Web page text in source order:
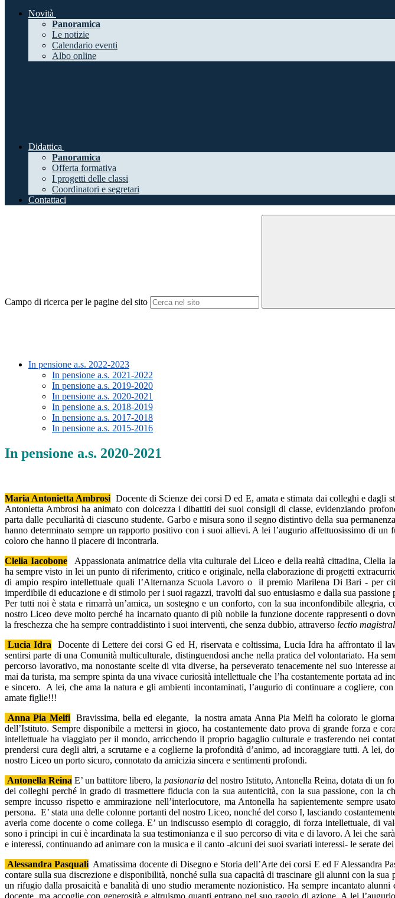
Novità
Panoramica
Le notizie
Calendario eventi
Albo online
Didattica
Panoramica
Offerta formativa
I progetti delle classi
Coordinatori e segretari
Contattaci
Campo di ricerca per le pagine del sito
In pensione a.s. 2022-2023
In pensione a.s. 2021-2022
In pensione a.s. 2019-2020
In pensione a.s. 2020-2021
In pensione a.s. 2018-2019
In pensione a.s. 2017-2018
In pensione a.s. 2015-2016
In pensione a.s. 2020-2021
Maria Antonietta Ambrosi Docente di Scienze dei corsi D ed E, amata e stimata dai colleghi e dagli
Antonietta Ambrosi ha animato con dolcezza i dibattiti dei suoi consigli di classe, evidenziando
parta dalle peculiarità di ciascuno studente. Garbo e misura sono il segno distintivo della sua
hanno determinato sempre un rapporto positivo con i suoi allievi. A lei l’augurio affettuosissimo di
coloro che hanno il piacere di incontrarla.
Clelia Iacobone
Appassionata animatrice della vita culturale del Liceo e della realtà cittadina, Clelia
ha sempre visto in lei un punto di riferimento, critico e originale, nella elaborazione di progetti
di ampio respiro intellettuale quali l’Alternanza Scuola Lavoro o il premio Marilena Di Bari - per
imperdibile di educazione e di stimolo per i suoi ragazzi, travolti dal suo entusiasmo e dalla sua
Per tutti noi è stata e rimarrà un’amica, un sostegno e un conforto, con la sua inconfondibile
nostro Liceo deve molto perché ha incarnato quanto di più nobile la funzione docente rappresenti o
la freschezza che ha sempre contraddistinto i suoi interventi, che senza dubbio, attraverso lectio
Lucia Idra Docente di Lettere dei corsi G ed H, riservata e coltissima, Lucia Idra ha affrontato il
sentirsi parte di una Comunità multiculturale, distinguendosi anche nella pratica del volontariato. Ha
percorso lavorativo, ma nonostante scelte di vita diverse, ha perseverato tenacemente nel suo
mai da turista, ma sempre spinta da una vivace curiosità intellettuale che l’ha costantemente portata
e sincero. A lei, che ama la natura e gli ambienti incontaminati, l’augurio di continuare a cogliere,
amate figlie!!!
Anna Pia Melfi
Bravissima, bella ed elegante, la nostra amata Anna Pia Melfi ha colorato le
dell’Istituto. Sempre disponibile a mettersi in gioco, ha costantemente dato prova di grande forza e
intellettuale ha viaggiato per il mondo, arricchendo il proprio bagaglio culturale e trasferendo nei
prendersi cura degli altri, a scrutarne e a coglierne la profondità d’animo, ad incoraggiare tutti. A lei,
nostro Liceo un porto sicuro, connotato da amicizia sincera e sentimenti profondi.
Antonella Reina E’ un battitore libero, la pasionaria del nostro Istituto, Antonella Reina, dotata di un
dei colleghi perché in grado di trasmettere fiducia con la sua autenticità, con la sua passione, con
sempre incusso rispetto e ammirazione nell’interlocutore, ma Antonella ha sapientemente sempre
persona. E’ stata una delle colonne portanti del nostro Liceo, nonché del corso I, lasciando
averla come docente o come collega. E’ un indiscusso esempio di coraggio, di forza intellettuale, di
sono i principi in cui è incardinata la sua testimonianza e il suo percorso di vita e di lavoro. A lei che
e interessi, continuando ad animare con la musica e il canto -alcuni dei suoi svariati interessi- le serate
Alessandra Pasquali Amatissima docente di Disegno e Storia dell’Arte dei corsi E ed F Alessandra
contare sulla sua discrezione e disponibilità, nonché sulla sua capacità di trascinare gli alunni con la
un rifugio dalla prosaicità e banalità di uno studio meramente nozionistico. Ha sempre incantato